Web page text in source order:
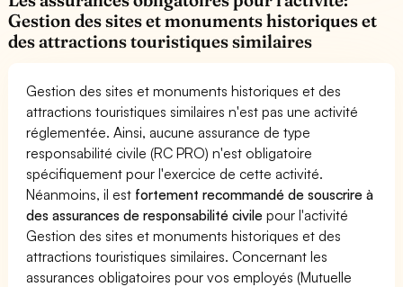
Gestion des sites et monuments historiques et
des attractions touristiques similaires
Gestion des sites et monuments historiques et des
attractions touristiques similaires n'est pas une activité
réglementée. Ainsi, aucune assurance de type
responsabilité civile (RC PRO) n'est obligatoire
spécifiquement pour l'exercice de cette activité.
Néanmoins, il est fortement recommandé de souscrire à
des assurances de responsabilité civile pour l'activité
Gestion des sites et monuments historiques et des
attractions touristiques similaires. Concernant les
assurances obligatoires pour vos employés (Mutuelle